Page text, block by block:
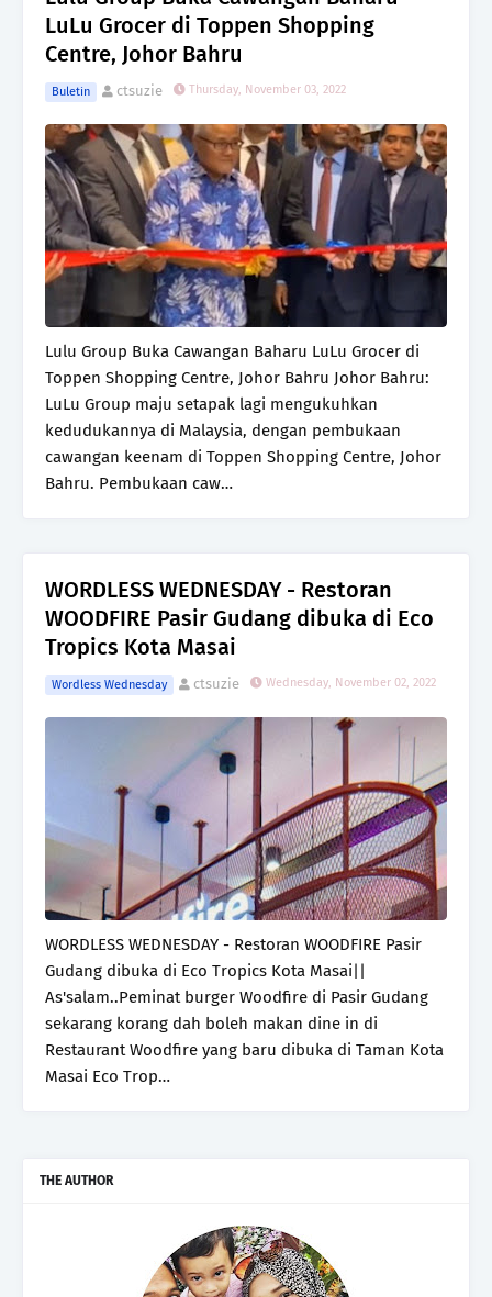
LuLu Grocer di Toppen Shopping
Centre, Johor Bahru
Buletin ctsuzie Thursday, November 03, 2022
Lulu Group Buka Cawangan Baharu LuLu Grocer di
Toppen Shopping Centre, Johor Bahru Johor Bahru:
LuLu Group maju setapak lagi mengukuhkan
kedudukannya di Malaysia, dengan pembukaan
cawangan keenam di Toppen Shopping Centre, Johor
Bahru. Pembukaan caw…
WORDLESS WEDNESDAY - Restoran
WOODFIRE Pasir Gudang dibuka di Eco
Tropics Kota Masai
Wordless Wednesday ctsuzie Wednesday, November 02, 2022
WORDLESS WEDNESDAY - Restoran WOODFIRE Pasir
Gudang dibuka di Eco Tropics Kota Masai||
As'salam..Peminat burger Woodfire di Pasir Gudang
sekarang korang dah boleh makan dine in di
Restaurant Woodfire yang baru dibuka di Taman Kota
Masai Eco Trop…
THE AUTHOR